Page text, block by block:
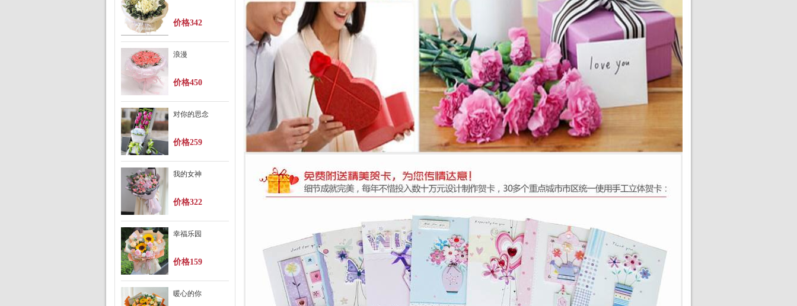
价格342
浪漫
价格450
对你的思念
价格259
我的女神
价格322
幸福乐园
价格159
暖心的你